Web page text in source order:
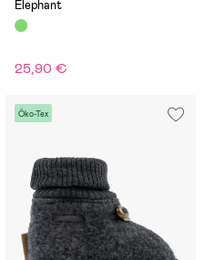
Elephant
25,90 €
Öko-Tex